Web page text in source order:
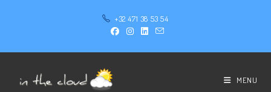
+32 471 38 53 54
MENU